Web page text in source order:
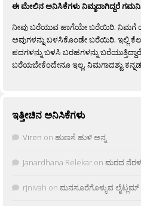
ಈ ಮೇಲಿನ ಅನಿಸಿಕೆಗಳು ನಿಮ್ಮದಾಗಿದ್ದರೆ
ನೀವು ಬರೆಯುವ ಹಾಗೆಯೇ ಬರೆಯಿರಿ. ನಿಮಗೆ
ಅವುಗಳನ್ನು ಬಳಸಿಕೊಂಡೇ ಬರೆಯಿರಿ. ಇಲ್ಲಿ
ಪದಗಳನ್ನು ಬಳಸಿ ಬರಹಗಳನ್ನು
ಬರೆಯಬೇಕೆಂದೇನೂ ಇಲ್ಲ. ನಿಮಗಾದಶ್ಟು
ಇತ್ತೀಚಿನ ಅನಿಸಿಕೆಗಳು
Viren on ಹುಣಸೆ ಹುಳಿ ಅನ್ನ
Janardhana Relekar on ಮರದ
rjnivah on ಮನಸೂರೆಗೊಳ್ಳುವ